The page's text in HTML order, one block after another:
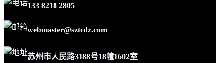
133 8218 2805
webmaster@sztcdz.com
苏州市人民路3188号18幢1602室